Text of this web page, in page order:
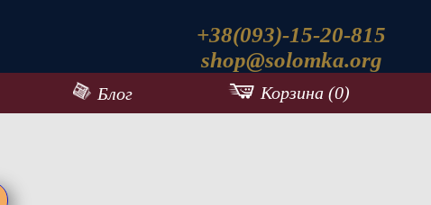
+38(093)-15-20-815
shop@solomka.org
Блог Корзина (0)